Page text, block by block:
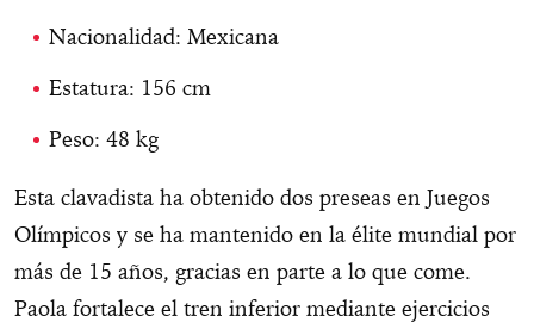
Nacionalidad: Mexicana
Estatura: 156 cm
Peso: 48 kg
Esta clavadista ha obtenido dos preseas en Juegos
Olímpicos y se ha mantenido en la élite mundial por
más de 15 años, gracias en parte a lo que come.
Paola fortalece el tren inferior mediante ejercicios